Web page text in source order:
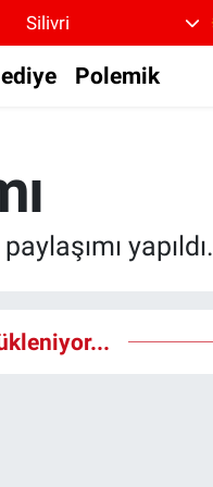
Silivri
Polemik
yapıldı.